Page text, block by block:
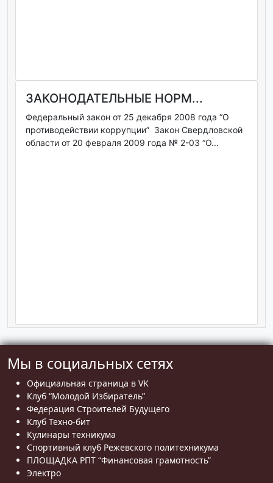
ЗАКОНОДАТЕЛЬНЫЕ НОРМ...
Федеральный закон от 25 декабря 2008 года “О
противодействии коррупции” Закон Свердловской
области от 20 февраля 2009 года № 2-03 “О...
Мы в социальных сетях
Официальная страница в VK
Клуб “Молодой Избиратель”
Федерация Строителей Будущего
Клуб Техно-бит
Кулинары техникума
Спортивный клуб Режевского политехникума
ПЛОЩАДКА РПТ “Финансовая грамотность”
Электро